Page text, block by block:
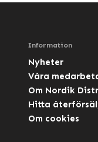
Information
Nyheter
Våra
Om Nordik
Hitta
Om cookies